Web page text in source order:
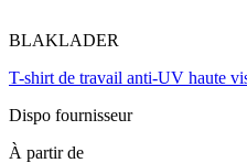
BLAKLADER
T-shirt de travail anti-UV haute
Dispo fournisseur
À partir de